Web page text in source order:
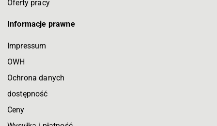
Oferty pracy
Informacje prawne
Impressum
OWH
Ochrona danych
dostępność
Ceny